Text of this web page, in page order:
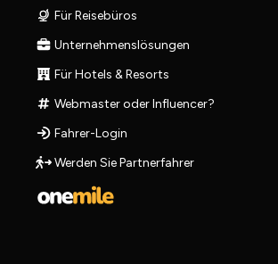
Für Reisebüros
Unternehmenslösungen
Für Hotels & Resorts
Webmaster oder Influencer?
Fahrer-Login
Werden Sie Partnerfahrer